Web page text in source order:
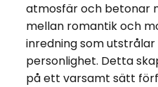
atmosfär och betonar
mellan romantik och
inredning som
personlighet. Detta
på ett varsamt sätt